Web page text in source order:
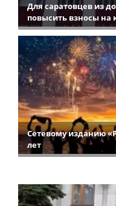
Для саратовцев из
повысить взносы на
Сетевому изданию
лет